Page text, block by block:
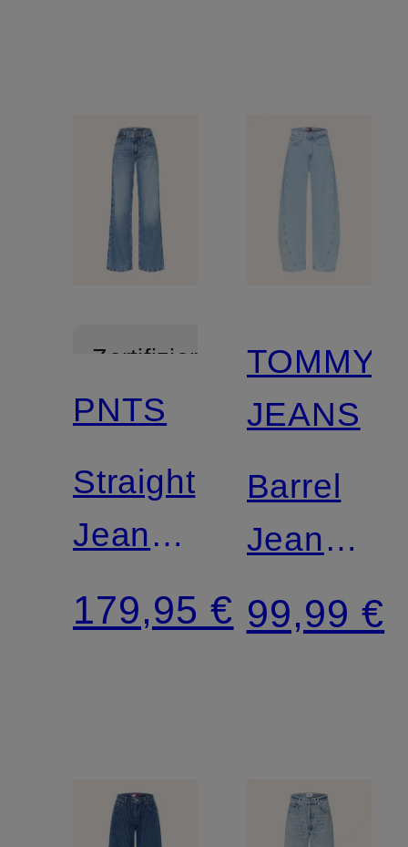
Zertifiziert
PNTS
Straight
Jeans
THE
BAGGY
179,95 €
TOMMY
JEANS
Barrel
Jeans
ELLA
99,99 €